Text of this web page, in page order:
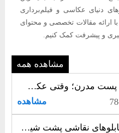
دنیای عکاسی و فیلم‌برداری
با ارائه مقالات تخصصی و محتوای
و پیشرفت کمک کنیم.
مشاهده همه
عکاسی پست‌ مدرن؛ وقتی عکس از حقیقت فراتر می‌رود
مشاهده
بهترین تابلوهای نقاشی پشت شیشه ​👩‍🎨​🎨​🖼️​